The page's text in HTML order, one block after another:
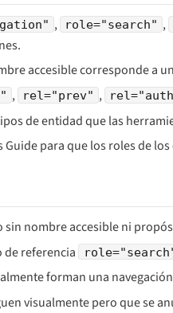
, role="search" ,
accesible corresponde a
, rel="prev" ,
de entidad que las
para que los roles de
sin nombre accesible ni
de referencia
forman una
visualmente pero que se